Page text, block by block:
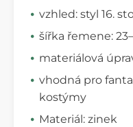
vzhled: styl 16.
šířka řemene:
materiálová
vhodná pro
kostýmy
Materiál: zinek